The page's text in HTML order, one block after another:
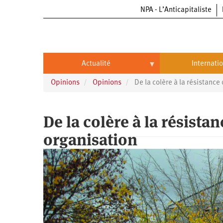
NPA - L’Anticapitaliste
Actualité
Actualité
Entreprises
Entreprises
Automobile
Aéronautique
Commerce
Oppressions
Oppressions
Antiracisme
Féminisme
Économie
Écologie
Éducation
International
Chine
États-
Unis
Continents
Continents
Afrique
Opinions Opinions De la colère à la
De la colère à la
organisation